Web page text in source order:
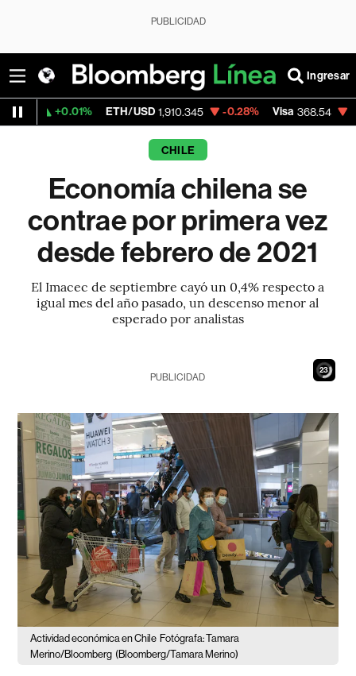
PUBLICIDAD
Ingresar
ETH/USD 1,910.345 -0.28% Visa 368.54 -0.28%
CHILE
Economía chilena se
contrae por primera vez
desde febrero de 2021
El Imacec de septiembre cayó un 0,4% respecto a
igual mes del año pasado, un descenso menor al
esperado por analistas
21
PUBLICIDAD
Actividad económica en Chile Fotógrafa: Tamara
Merino/Bloomberg (Bloomberg/Tamara Merino)